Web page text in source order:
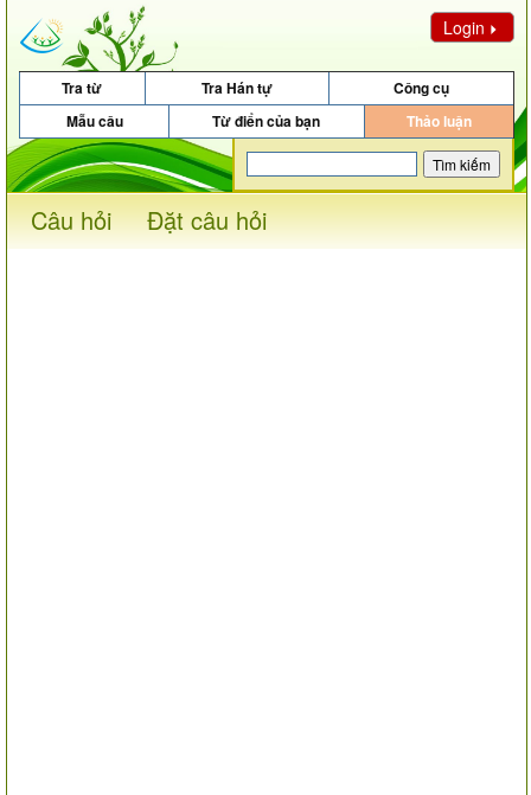
Login
Tra từ Tra Hán tự
Công cụ
Mẫu câu
Từ điển của bạn Thảo luận
Câu hỏi Đặt câu hỏi